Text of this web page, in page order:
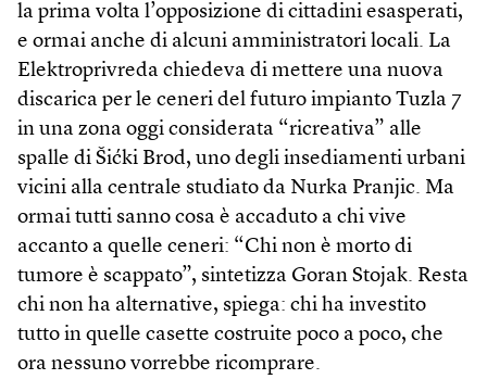
la prima volta l’opposizione di cittadini esasperati,
e ormai anche di alcuni amministratori locali. La
Elektroprivreda chiedeva di mettere una nuova
discarica per le ceneri del futuro impianto Tuzla 7
in una zona oggi considerata “ricreativa” alle
spalle di Šićki Brod, uno degli insediamenti urbani
vicini alla centrale studiato da Nurka Pranjic. Ma
ormai tutti sanno cosa è accaduto a chi vive
accanto a quelle ceneri: “Chi non è morto di
tumore è scappato”, sintetizza Goran Stojak. Resta
chi non ha alternative, spiega: chi ha investito
tutto in quelle casette costruite poco a poco, che
ora nessuno vorrebbe ricomprare.